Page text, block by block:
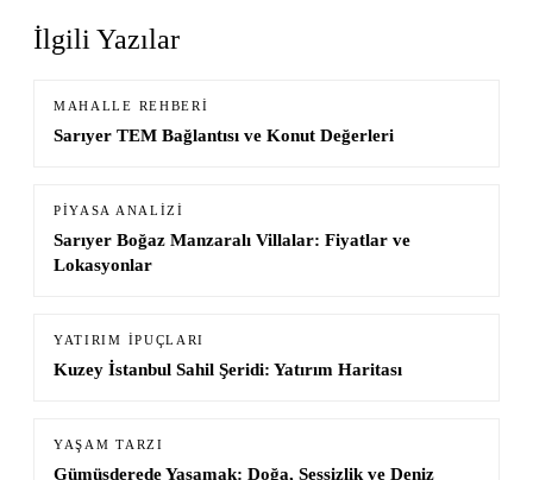
İlgili Yazılar
MAHALLE REHBERI
Sarıyer TEM Bağlantısı ve Konut Değerleri
PIYASA ANALIZI
Sarıyer Boğaz Manzaralı Villalar: Fiyatlar ve
Lokasyonlar
YATIRIM İPUÇLARI
Kuzey İstanbul Sahil Şeridi: Yatırım Haritası
YAŞAM TARZI
Gümüşderede Yaşamak: Doğa, Sessizlik ve Deniz